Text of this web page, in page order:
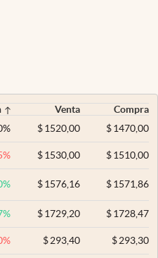
Venta
Compra
% $ 1520,00 $1470,00
% $ 1530,00 $1510,00
% $ 1576,16 $1571,86
% $ 1729,20 $1728,47
% $ 293,40 $293,30